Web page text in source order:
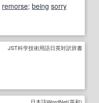
remorse; being sorry
JST科学技術用語日英対訳辞書